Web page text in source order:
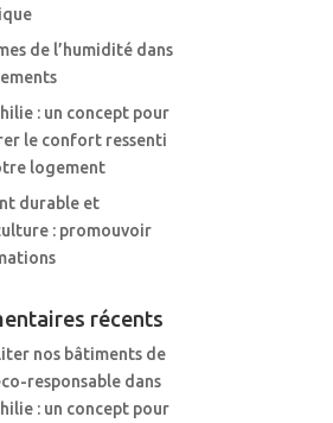
de l’humidité dans
: un concept pour
le confort ressenti
logement
durable et
: promouvoir
récents
nos bâtiments de
responsable dans
: un concept pour